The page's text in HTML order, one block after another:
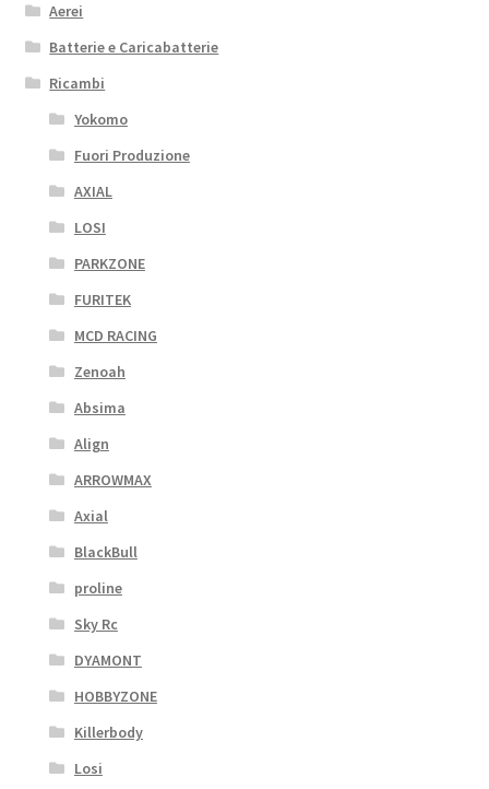
Aerei
Batterie e Caricabatterie
Ricambi
Yokomo
Fuori Produzione
AXIAL
LOSI
PARKZONE
FURITEK
MCD RACING
Zenoah
Absima
Align
ARROWMAX
Axial
BlackBull
proline
Sky Rc
DYAMONT
HOBBYZONE
Killerbody
Losi